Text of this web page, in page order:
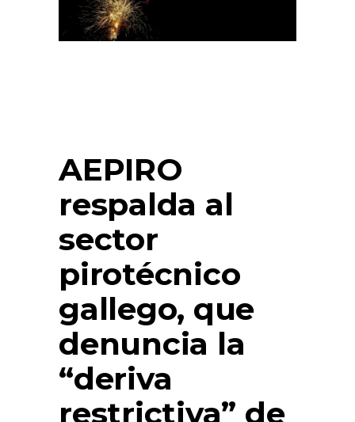
AEPIRO
respalda al
sector
pirotécnico
gallego, que
denuncia la
“deriva
restrictiva” de